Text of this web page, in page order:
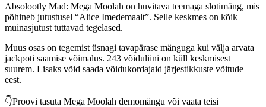
Absolootly Mad: Mega Moolah on huvitava teemaga slotimäng, mis
põhineb jutustusel “Alice Imedemaalt”. Selle keskmes on kõik
muinasjutust tuttavad tegelased.
Muus osas on tegemist üsnagi tavapärase mänguga kui välja arvata
jackpoti saamise võimalus. 243 võiduliini on küll keskmisest
suurem. Lisaks võid saada võidukordajaid järjestikkuste võitude
eest.
👇Proovi tasuta Mega Moolah demomängu või vaata teisi